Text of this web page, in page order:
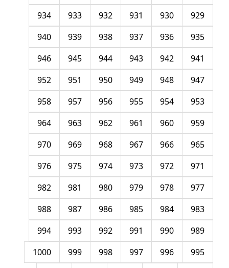
929
930
931
932
933
934
935
936
937
938
939
940
941
942
943
944
945
946
947
948
949
950
951
952
953
954
955
956
957
958
959
960
961
962
963
964
965
966
967
968
969
970
971
972
973
974
975
976
977
978
979
980
981
982
983
984
985
986
987
988
989
990
991
992
993
994
995
996
997
998
999
1000